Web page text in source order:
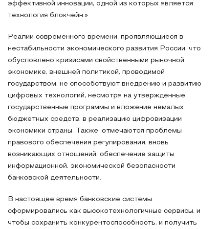
эффективной инновации, одной из которых является
технология блокчейн.»
Реалии современного времени, проявляющиеся в
нестабильности экономического развития России, что
обусловлено кризисами свойственными рыночной
экономике, внешней политикой, проводимой
государством, не способствуют внедрению и развитию
цифровых технологий, несмотря на утвержденные
государственные программы и вложение немалых
бюджетных средств, в реализацию цифровизации
экономики страны. Также, отмечаются проблемы
правового обеспечения регулирования, вновь
возникающих отношений, обеспечение защиты
информационной, экономической безопасности
банковской деятельности.
В настоящее время банковские системы
сформировались как высокотехнологичные сервисы, и
чтобы сохранить конкурентоспособность, и получить